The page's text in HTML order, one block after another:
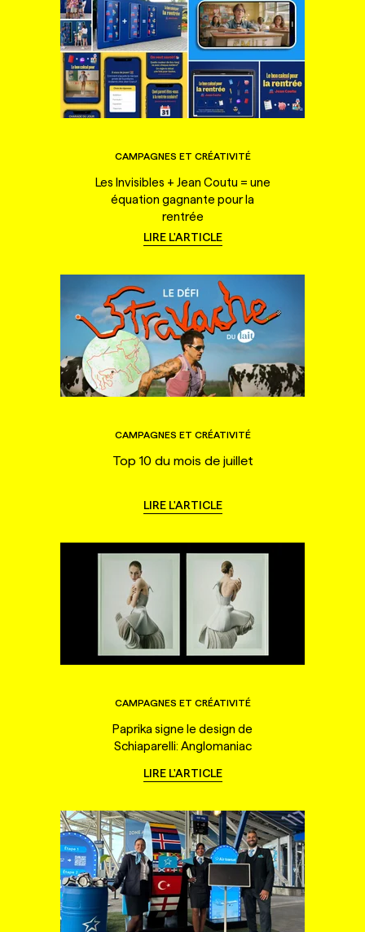
CAMPAGNES ET CRÉATIVITÉ
Les Invisibles + Jean Coutu = une
équation gagnante pour la
rentrée
LIRE L'ARTICLE
CAMPAGNES ET CRÉATIVITÉ
Top 10 du mois de juillet
LIRE L'ARTICLE
CAMPAGNES ET CRÉATIVITÉ
Paprika signe le design de
Schiaparelli: Anglomaniac
LIRE L'ARTICLE